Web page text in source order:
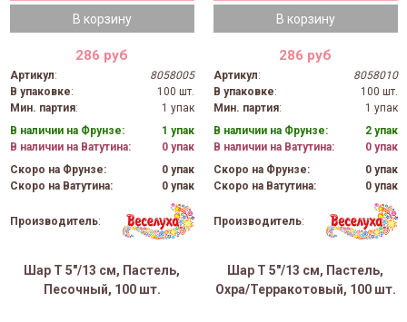
В корзину
286 руб
Артикул:
8058005
В упаковке:
100 шт.
Мин. партия:
1 упак
В наличии на Фрунзе:
1 упак
В наличии на Ватутина:
0 упак
Скоро на Фрунзе:
0 упак
Скоро на Ватутина:
0 упак
Производитель:
В корзину
286 руб
Артикул:
8058010
В упаковке:
100 шт.
Мин. партия:
1 упак
В наличии на Фрунзе:
2 упак
В наличии на Ватутина:
0 упак
Скоро на Фрунзе:
0 упак
Скоро на Ватутина:
0 упак
Производитель:
Шар Т 5"/13 см, Пастель,
Песочный, 100 шт.
Шар Т 5"/13 см, Пастель,
Охра/Терракотовый, 100 шт.